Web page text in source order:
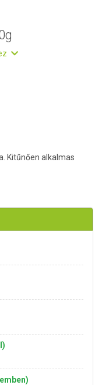
Kitűnően alkalmas